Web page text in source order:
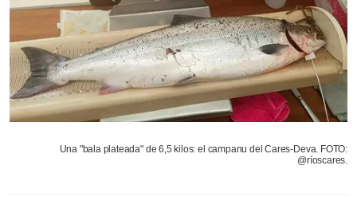
Una "bala plateada" de 6,5 kilos: el campanu del Cares-Deva. FOTO:
@ríoscares.